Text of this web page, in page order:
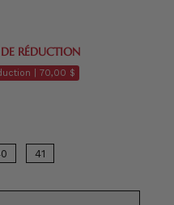
RÉDUCTION
| 70,00 $
41